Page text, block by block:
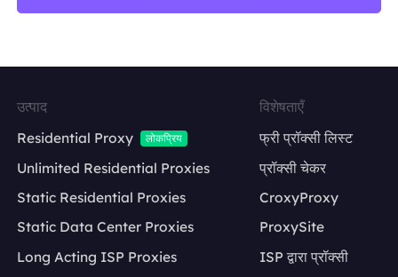
उत्पाद
Residential Proxy
लोकप्रिय
Unlimited Residential Proxies
Static Residential Proxies
Static Data Center Proxies
Long Acting ISP Proxies
विशेषताएँ
फ्री प्रॉक्सी लिस्ट
प्रॉक्सी चेकर
CroxyProxy
ProxySite
ISP द्वारा प्रॉक्सी